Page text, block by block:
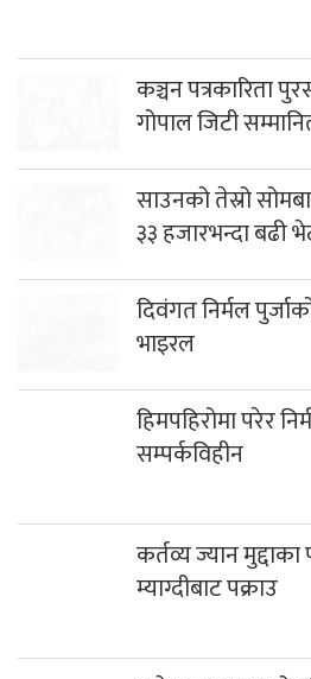
कञ्चन पत्रकारिता
गोपाल जिटी
साउनको तेस्रो
३३ हजारभन्दा बढी
दिवंगत निर्मल
भाइरल
हिमपहिरोमा परेर
सम्पर्कविहीन